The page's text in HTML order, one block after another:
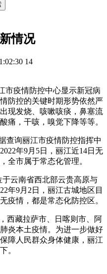
情况
14
市疫情防控中心显示新冠病
防控的关键时期形势依然严
现发烧、咳嗽咳痰，鼻塞流
痛，干咳，嗅觉下降等等。
查询丽江市疫情防控指挥中
年9月5日，丽江近14日无
全市属于常态化管理。
于云南省西北部云贵高原与
年9月2日，丽江古城地区目
疫情，都是常态化防控区。
西藏拉萨市、日喀则市、阿
炎本土疫情。为进一步做好
障人民群众身体健康，丽江
。